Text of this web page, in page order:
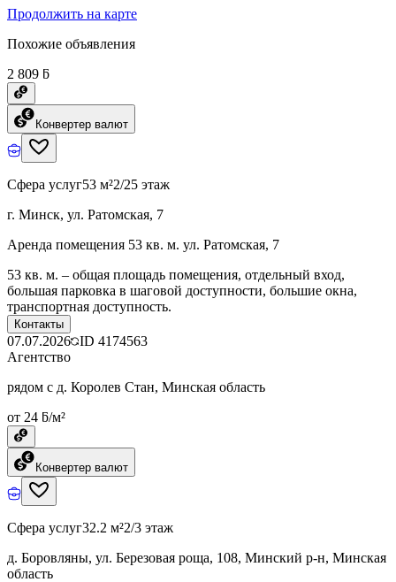
Продолжить на карте
Похожие объявления
2 809 ƃ
Конвертер валют
Сфера услуг53 м²2/25 этаж
г. Минск, ул. Ратомская, 7
Аренда помещения 53 кв. м. ул. Ратомская, 7
53 кв. м. – общая площадь помещения, отдельный вход,
большая парковка в шаговой доступности, большие окна,
транспортная доступность.
Контакты
07.07.2026 ID 4174563
Агентство
рядом с д. Королев Стан, Минская область
от 24 ƃ/м²
Конвертер валют
Сфера услуг32.2 м²2/3 этаж
д. Боровляны, ул. Березовая роща, 108, Минский р-н, Минская
область